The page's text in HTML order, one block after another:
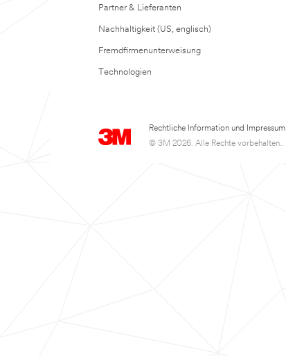
Partner & Lieferanten
Nachhaltigkeit (US, englisch)
Fremdfirmenunterweisung
Technologien
Rechtliche Information und Impressum
© 3M 2026. Alle Rechte vorbehalten..